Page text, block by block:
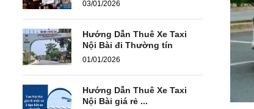
03/01/2026
Hướng Dẫn Thuê Xe Taxi
Nội Bài đi Thường tín
01/01/2026
Hướng Dẫn Thuê Xe Taxi
Nội Bài giá rẻ ...